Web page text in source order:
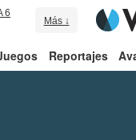
6
Más ↓
Reportajes